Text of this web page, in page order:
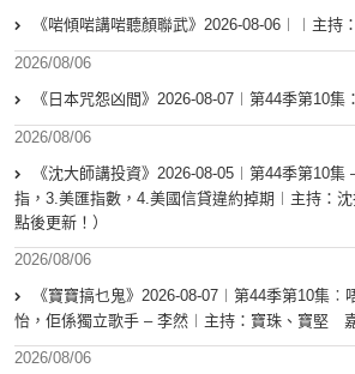
《啱傾啱講啱聽顏聯武》2026-08-06︱︱主持
2026/08/06
《日本咒怨凶間》2026-08-07︱第44季第10集
2026/08/06
《沈大師講投資》2026-08-05︱第44季第10
指，3.美匯指數，4.美國信貸違約掉期︱主持：
點後更新！）
2026/08/06
《寶寶搞乜鬼》2026-08-07︱第44季第10集
怡，佢係獨立歌手 – 李然︱主持：寶珠、寶堅
2026/08/06